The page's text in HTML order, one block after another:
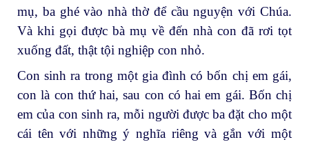
mụ, ba ghé vào nhà thờ để cầu nguyện với Chúa.
Và khi gọi được bà mụ về đến nhà con đã rơi tọt
xuống đất, thật tội nghiệp con nhỏ.
Con sinh ra trong một gia đình có bốn chị em gái,
con là con thứ hai, sau con có hai em gái. Bốn chị
em của con sinh ra, mỗi người được ba đặt cho một
cái tên với những ý nghĩa riêng và gắn với một